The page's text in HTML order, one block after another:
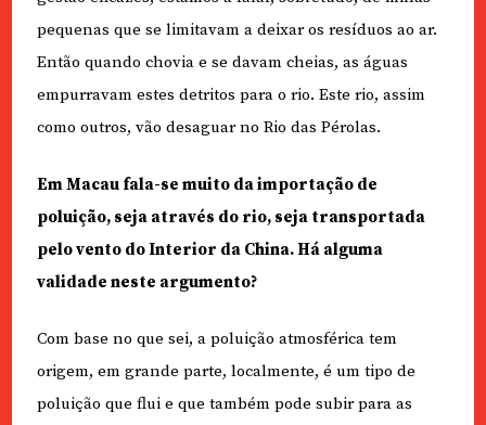
pequenas que se limitavam a deixar os resíduos ao ar.
Então quando chovia e se davam cheias, as águas
empurravam estes detritos para o rio. Este rio, assim
como outros, vão desaguar no Rio das Pérolas.
Em Macau fala-se muito da importação de
poluição, seja através do rio, seja transportada
pelo vento do Interior da China. Há alguma
validade neste argumento?
Com base no que sei, a poluição atmosférica tem
origem, em grande parte, localmente, é um tipo de
poluição que flui e que também pode subir para as